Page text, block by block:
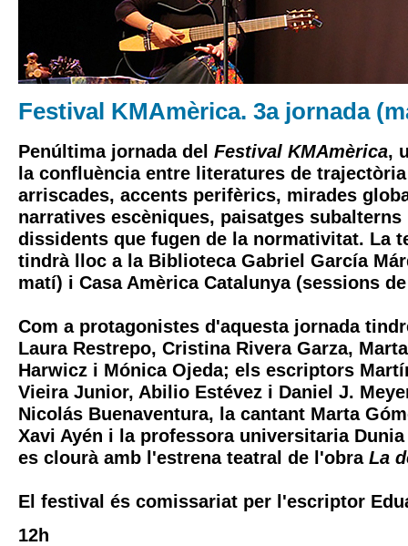
Festival KMAmèrica. 3a jornada
Penúltima jornada del Festival KMAmèrica,
la confluència entre literatures de
arriscades, accents perifèrics, mirades
narratives escèniques, paisatges
dissidents que fugen de la normativitat. La
tindrà lloc a la Biblioteca Gabriel García
matí) i Casa Amèrica Catalunya (sessions
Com a protagonistes d'aquesta jornada
Laura Restrepo, Cristina Rivera Garza,
Harwicz i Mónica Ojeda; els escriptors
Vieira Junior, Abilio Estévez i Daniel J.
Nicolás Buenaventura, la cantant Marta
Xavi Ayén i la professora universitaria
es clourà amb l'estrena teatral de l'obra La
El festival és comissariat per l'escriptor
12h